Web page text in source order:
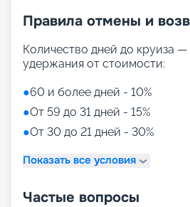
Правила отмены и
Количество дней до круиза —
удержания от стоимости:
●60 и более дней - 10%
●От 59 до 31 дней - 15%
●От 30 до 21 дней - 30%
Показать все условия
Частые вопросы